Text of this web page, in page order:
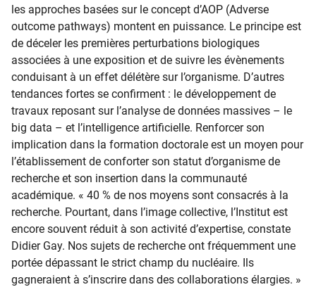
les approches basées sur le concept d’AOP (Adverse
outcome pathways) montent en puissance. Le principe est
de déceler les premières perturbations biologiques
associées à une exposition et de suivre les évènements
conduisant à un effet délétère sur l’organisme. D’autres
tendances fortes se confirment : le développement de
travaux reposant sur l’analyse de données massives – le
big data – et l’intelligence artificielle. Renforcer son
implication dans la formation doctorale est un moyen pour
l’établissement de conforter son statut d’organisme de
recherche et son insertion dans la communauté
académique. « 40 % de nos moyens sont consacrés à la
recherche. Pourtant, dans l’image collective, l’Institut est
encore souvent réduit à son activité d’expertise, constate
Didier Gay. Nos sujets de recherche ont fréquemment une
portée dépassant le strict champ du nucléaire. Ils
gagneraient à s’inscrire dans des collaborations élargies. »